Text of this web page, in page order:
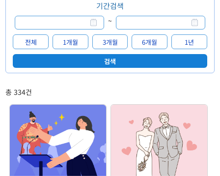
기간검색
~
총334건